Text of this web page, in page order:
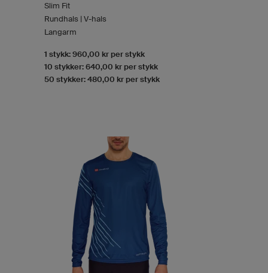
Slim Fit
Rundhals | V-hals
Langarm
1 stykk: 960,00 kr per stykk
10 stykker: 640,00 kr per stykk
50 stykker: 480,00 kr per stykk